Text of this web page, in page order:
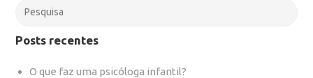
Search
Posts recentes
O que faz uma psicóloga infantil?